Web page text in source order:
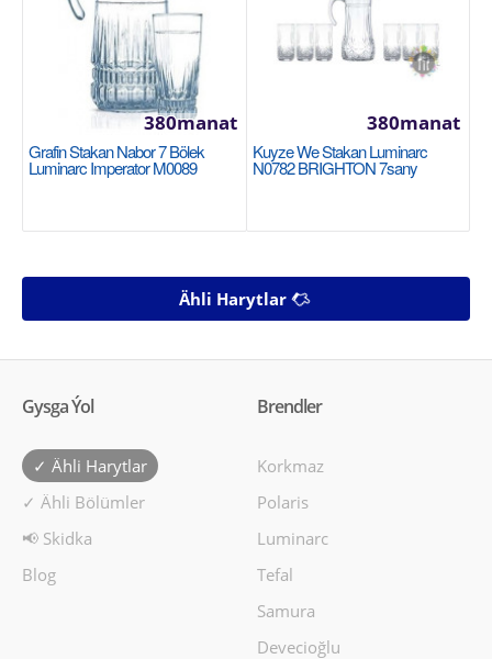
Grafin Stakan Nabor 7 Bölek
Luminarc Imperator M0089
380manat
Kuyze We Stakan Luminarc
N0782 BRIGHTON 7sany
380manat
Ähli Harytlar
Gysga Ýol
✓ Ähli Harytlar
✓ Ähli Bölümler
📢 Skidka
Blog
Brendler
Korkmaz
Polaris
Luminarc
Tefal
Samura
Devecioğlu